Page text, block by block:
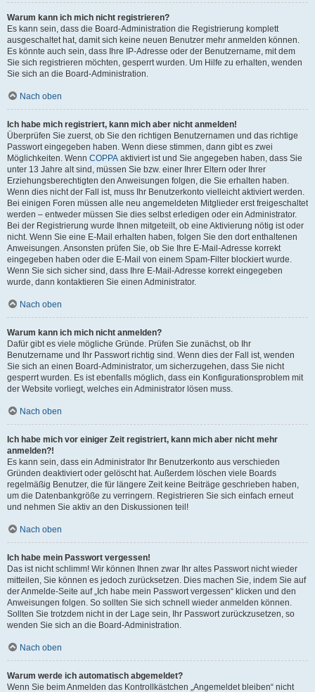
Warum kann ich mich nicht registrieren?
Es kann sein, dass die Board-Administration die Registrierung komplett
ausgeschaltet hat, damit sich keine neuen Benutzer mehr anmelden können.
Es könnte auch sein, dass Ihre IP-Adresse oder der Benutzername, mit dem
Sie sich registrieren möchten, gesperrt wurden. Um Hilfe zu erhalten, wenden
Sie sich an die Board-Administration.
Nach oben
Ich habe mich registriert, kann mich aber nicht anmelden!
Überprüfen Sie zuerst, ob Sie den richtigen Benutzernamen und das richtige
Passwort eingegeben haben. Wenn diese stimmen, dann gibt es zwei
Möglichkeiten. Wenn COPPA aktiviert ist und Sie angegeben haben, dass Sie
unter 13 Jahre alt sind, müssen Sie bzw. einer Ihrer Eltern oder Ihrer
Erziehungsberechtigten den Anweisungen folgen, die Sie erhalten haben.
Wenn dies nicht der Fall ist, muss Ihr Benutzerkonto vielleicht aktiviert werden.
Bei einigen Foren müssen alle neu angemeldeten Mitglieder erst freigeschaltet
werden – entweder müssen Sie dies selbst erledigen oder ein Administrator.
Bei der Registrierung wurde Ihnen mitgeteilt, ob eine Aktivierung nötig ist oder
nicht. Wenn Sie eine E-Mail erhalten haben, folgen Sie den dort enthaltenen
Anweisungen. Ansonsten prüfen Sie, ob Sie Ihre E-Mail-Adresse korrekt
eingegeben haben oder die E-Mail von einem Spam-Filter blockiert wurde.
Wenn Sie sich sicher sind, dass Ihre E-Mail-Adresse korrekt eingegeben
wurde, dann kontaktieren Sie einen Administrator.
Nach oben
Warum kann ich mich nicht anmelden?
Dafür gibt es viele mögliche Gründe. Prüfen Sie zunächst, ob Ihr
Benutzername und Ihr Passwort richtig sind. Wenn dies der Fall ist, wenden
Sie sich an einen Board-Administrator, um sicherzugehen, dass Sie nicht
gesperrt wurden. Es ist ebenfalls möglich, dass ein Konfigurationsproblem mit
der Website vorliegt, welches ein Administrator lösen muss.
Nach oben
Ich habe mich vor einiger Zeit registriert, kann mich aber nicht mehr
anmelden?!
Es kann sein, dass ein Administrator Ihr Benutzerkonto aus verschieden
Gründen deaktiviert oder gelöscht hat. Außerdem löschen viele Boards
regelmäßig Benutzer, die für längere Zeit keine Beiträge geschrieben haben,
um die Datenbankgröße zu verringern. Registrieren Sie sich einfach erneut
und nehmen Sie aktiv an den Diskussionen teil!
Nach oben
Ich habe mein Passwort vergessen!
Das ist nicht schlimm! Wir können Ihnen zwar Ihr altes Passwort nicht wieder
mitteilen, Sie können es jedoch zurücksetzen. Dies machen Sie, indem Sie auf
der Anmelde-Seite auf „Ich habe mein Passwort vergessen“ klicken und den
Anweisungen folgen. So sollten Sie sich schnell wieder anmelden können.
Sollten Sie trotzdem nicht in der Lage sein, Ihr Passwort zurückzusetzen, so
wenden Sie sich an die Board-Administration.
Nach oben
Warum werde ich automatisch abgemeldet?
Wenn Sie beim Anmelden das Kontrollkästchen „Angemeldet bleiben“ nicht